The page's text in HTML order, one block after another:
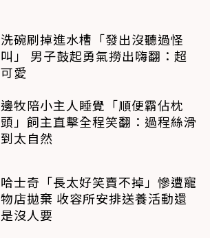
洗碗刷掉進水槽「發出沒聽過怪
叫」 男子鼓起勇氣撈出嗨翻：超
可愛
邊牧陪小主人睡覺「順便霸佔枕
頭」飼主直擊全程笑翻：過程絲滑
到太自然
哈士奇「長太好笑賣不掉」慘遭寵
物店拋棄 收容所安排送養活動還
是沒人要